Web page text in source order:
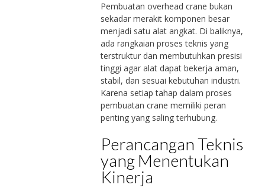
Pembuatan overhead crane bukan
sekadar merakit komponen besar
menjadi satu alat angkat. Di baliknya,
ada rangkaian proses teknis yang
terstruktur dan membutuhkan presisi
tinggi agar alat dapat bekerja aman,
stabil, dan sesuai kebutuhan industri.
Karena setiap tahap dalam proses
pembuatan crane memiliki peran
penting yang saling terhubung.
Perancangan Teknis
yang Menentukan
Kinerja